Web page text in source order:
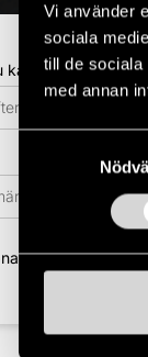
Vi använder
sociala
till de
med annan
kan söka på
fler filter